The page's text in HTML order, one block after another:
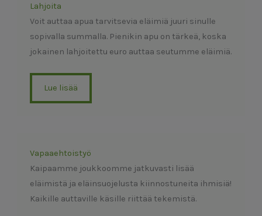
Lahjoita
Voit auttaa apua tarvitsevia eläimiä juuri sinulle
sopivalla summalla. Pienikin apu on tärkeä, koska
jokainen lahjoitettu euro auttaa seutumme eläimiä.
Lue lisää
Vapaaehtoistyö
Kaipaamme joukkoomme jatkuvasti lisää
eläimistä ja eläinsuojelusta kiinnostuneita ihmisiä!
Kaikille auttaville käsille riittää tekemistä.